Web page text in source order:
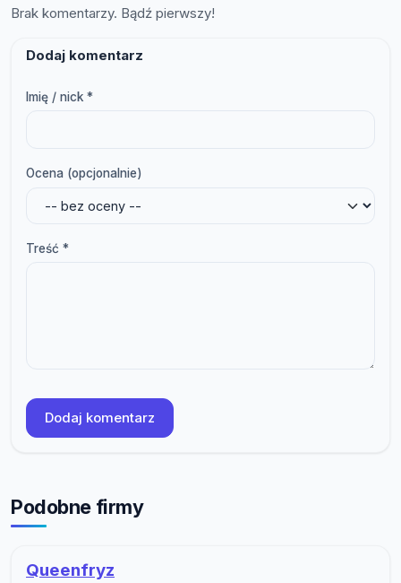
Brak komentarzy. Bądź pierwszy!
Dodaj komentarz
Imię / nick *
Ocena (opcjonalnie)
Treść *
Dodaj komentarz
Podobne firmy
Queenfryz